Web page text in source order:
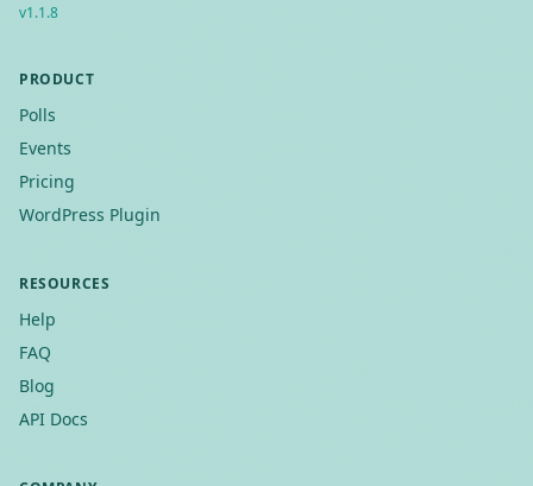
v1.1.8
PRODUCT
Polls
Events
Pricing
WordPress Plugin
RESOURCES
Help
FAQ
Blog
API Docs